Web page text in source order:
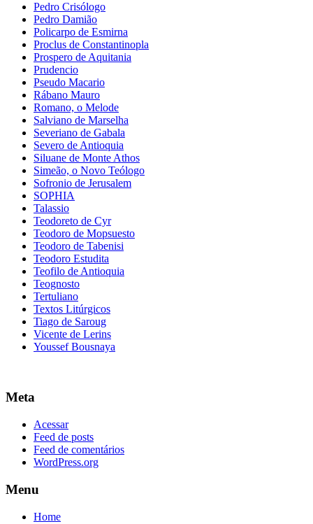
Pedro Crisólogo
Pedro Damião
Policarpo de Esmirna
Proclus de Constantinopla
Prospero de Aquitania
Prudencio
Pseudo Macario
Rábano Mauro
Romano, o Melode
Salviano de Marselha
Severiano de Gabala
Severo de Antioquia
Siluane de Monte Athos
Simeão, o Novo Teólogo
Sofronio de Jerusalem
SOPHIA
Talassio
Teodoreto de Cyr
Teodoro de Mopsuesto
Teodoro de Tabenisi
Teodoro Estudita
Teofilo de Antioquia
Teognosto
Tertuliano
Textos Litúrgicos
Tiago de Saroug
Vicente de Lerins
Youssef Bousnaya
Meta
Acessar
Feed de posts
Feed de comentários
WordPress.org
Menu
Home